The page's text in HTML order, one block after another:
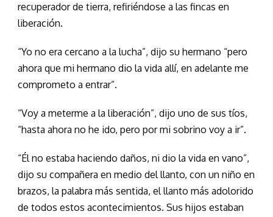
recuperador de tierra, refiriéndose a las fincas en
liberación.
“Yo no era cercano a la lucha”, dijo su hermano “pero
ahora que mi hermano dio la vida allí, en adelante me
comprometo a entrar”.
“Voy a meterme a la liberación”, dijo uno de sus tíos,
“hasta ahora no he ido, pero por mi sobrino voy a ir”.
“Él no estaba haciendo daños, ni dio la vida en vano”,
dijo su compañera en medio del llanto, con un niño en
brazos, la palabra más sentida, el llanto más adolorido
de todos estos acontecimientos. Sus hijos estaban